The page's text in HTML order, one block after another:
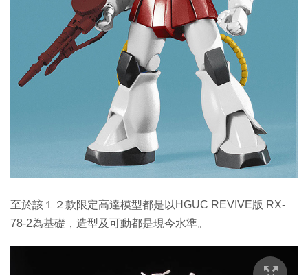
至於該１２款限定高達模型都是以HGUC REVIVE版 RX-
78-2為基礎，造型及可動都是現今水準。